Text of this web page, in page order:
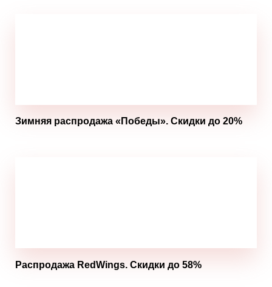
Зимняя распродажа «Победы». Скидки до 20%
Распродажа RedWings. Скидки до 58%